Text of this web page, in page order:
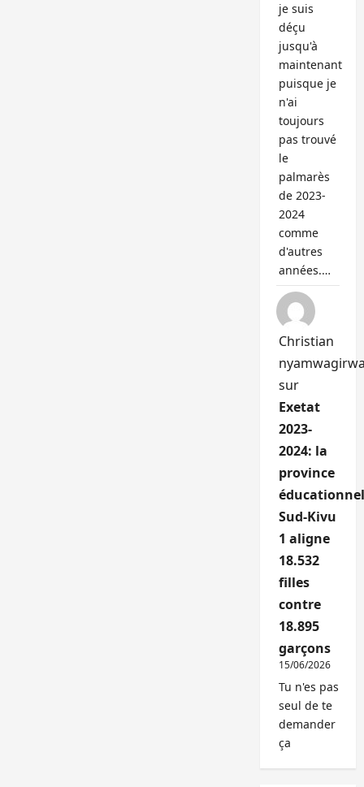
je suis
déçu
jusqu'à
maintenant
puisque je
n'ai
toujours
pas trouvé
le
palmarès
de 2023-
2024
comme
d'autres
années.…
Christian
sur
Exetat
2023-
2024: la
province
Sud-Kivu
1 aligne
18.532
filles
contre
18.895
garçons
15/06/2026
Tu n'es pas
seul de te
demander
ça